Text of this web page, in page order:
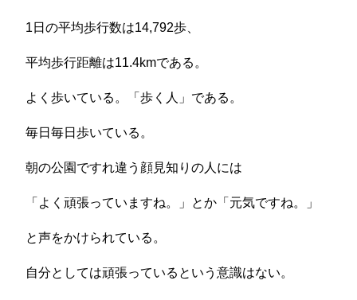
1日の平均歩行数は14,792歩、
平均歩行距離は11.4kmである。
よく歩いている。「歩く人」である。
毎日毎日歩いている。
朝の公園ですれ違う顔見知りの人には
「よく頑張っていますね。」とか「元気ですね。」
と声をかけられている。
自分としては頑張っているという意識はない。